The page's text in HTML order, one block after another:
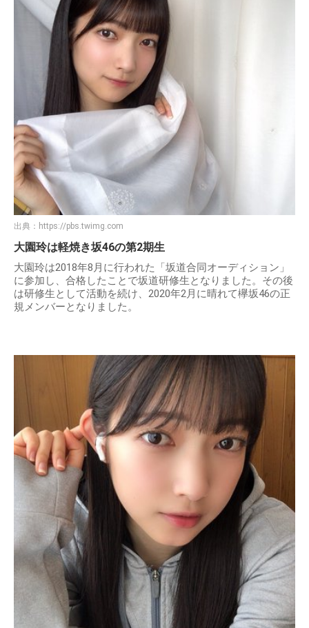
出典： https://pbs.twimg.com
大園玲は軽焼き坂46の第2期生
大園玲は2018年8月に行われた「坂道合同オーディション」
に参加し、合格したことで坂道研修生となりました。その後
は研修生として活動を続け、2020年2月に晴れて欅坂46の正
規メンバーとなりました。